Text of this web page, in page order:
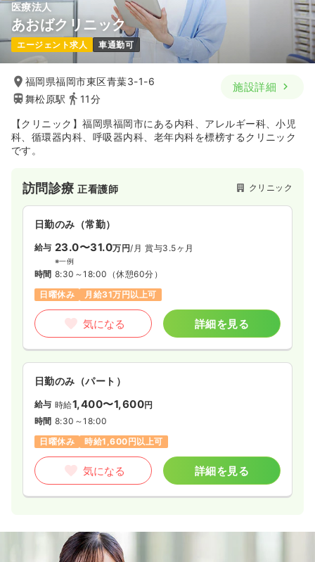
医療法人
あおばクリニック
エージェント求人 車通勤可
福岡県福岡市東区青葉3-1-6
舞松原駅
11分
施設詳細
【クリニック】福岡県福岡市にある内科、アレルギー科、小児
科、循環器内科、呼吸器内科、老年内科を標榜するクリニック
です。
訪問診療正看護師 クリニック
日勤のみ（常勤）
給与 23.0〜31.0万円/月 賞与3.5ヶ月
※一例
時間 8:30～18:00 （休憩60分）
日曜休み
月給31万円以上可
気になる 詳細を見る
日勤のみ（パート）
給与 時給1,400〜1,600円
時間 8:30～18:00
日曜休み
時給1,600円以上可
気になる 詳細を見る